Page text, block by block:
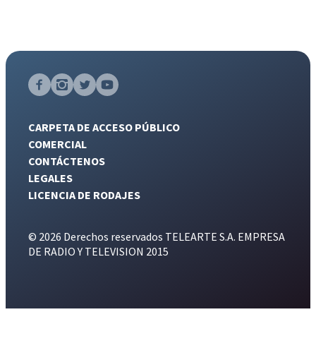
CARPETA DE ACCESO PÚBLICO
COMERCIAL
CONTÁCTENOS
LEGALES
LICENCIA DE RODAJES
© 2026 Derechos reservados TELEARTE S.A. EMPRESA
DE RADIO Y TELEVISION 2015